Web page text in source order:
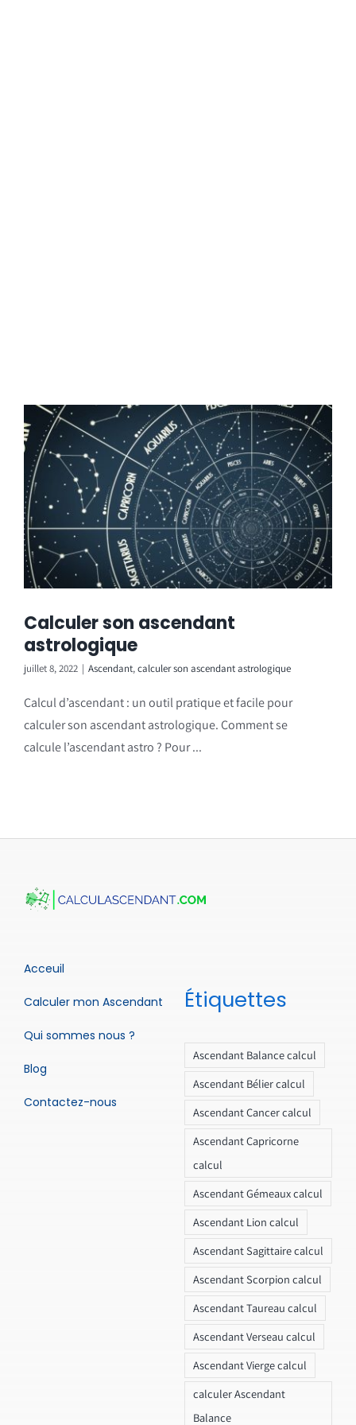
Calculer son ascendant
astrologique
juillet 8, 2022 | Ascendant,calculer son ascendant astrologique
Calcul d’ascendant : un outil pratique et facile pour
calculer son ascendant astrologique. Comment se
calcule l’ascendant astro ? Pour ...
Acceuil
Calculer mon Ascendant
Qui sommes nous ?
Blog
Contactez-nous
Étiquettes
Ascendant Balance calcul
Ascendant Bélier calcul
Ascendant Cancer calcul
Ascendant Capricorne
calcul
Ascendant Gémeaux calcul
Ascendant Lion calcul
Ascendant Sagittaire calcul
Ascendant Scorpion calcul
Ascendant Taureau calcul
Ascendant Verseau calcul
Ascendant Vierge calcul
calculer Ascendant
Balance